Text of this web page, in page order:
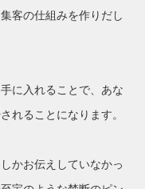
客の仕組みを作りだし
に入れることで、あな
れることになります。
かお伝えしていなかっ